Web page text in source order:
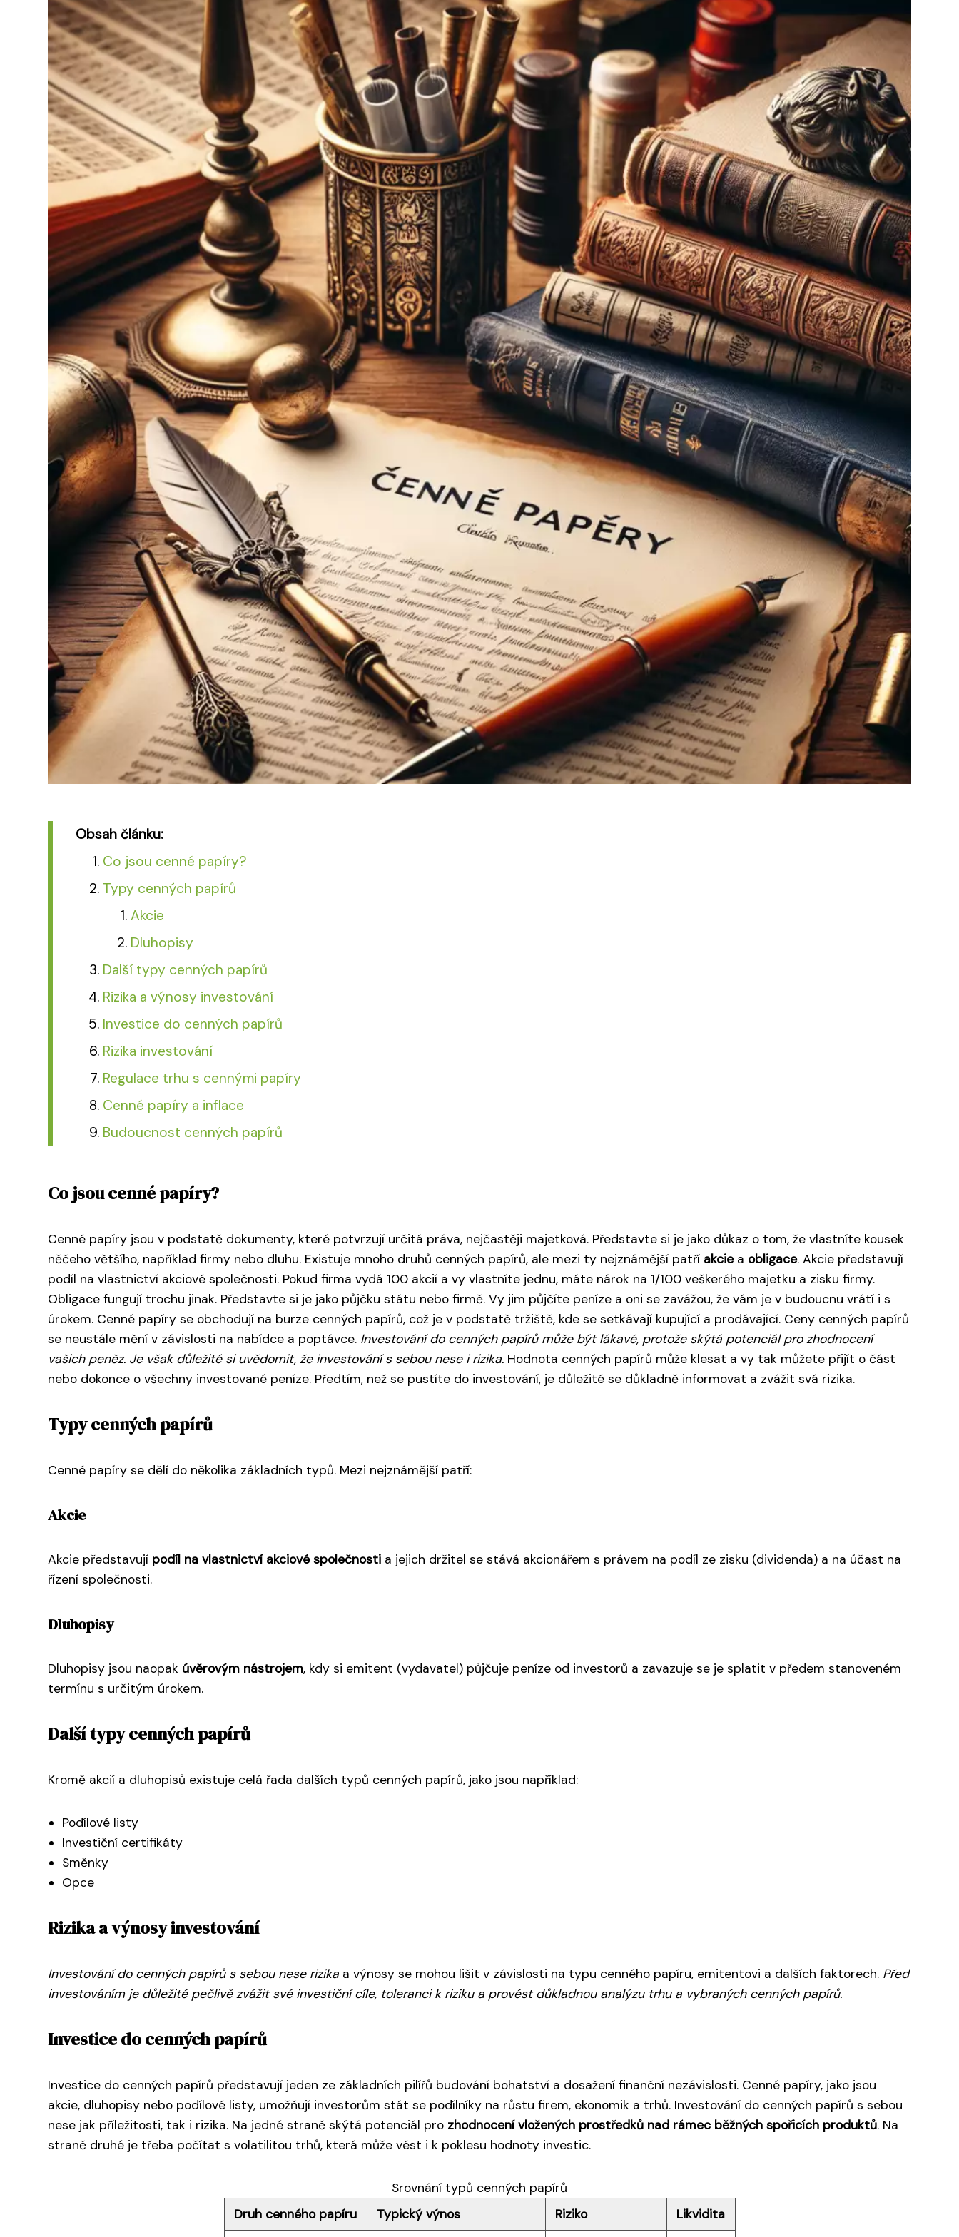
Obsah článku:
Co jsou cenné papíry?
Typy cenných papírů
Akcie
Dluhopisy
Další typy cenných papírů
Rizika a výnosy investování
Investice do cenných papírů
Rizika investování
Regulace trhu s cennými papíry
Cenné papíry a inflace
Budoucnost cenných papírů
Co jsou cenné papíry?
Cenné papíry jsou v podstatě dokumenty, které potvrzují určitá práva, nejčastěji majetková. Představte si je jako důkaz o tom, že vlastníte kousek
něčeho většího, například firmy nebo dluhu. Existuje mnoho druhů cenných papírů, ale mezi ty nejznámější patří akciea obligace. Akcie představují
podíl na vlastnictví akciové společnosti. Pokud firma vydá 100 akcií a vy vlastníte jednu, máte nárok na 1/100 veškerého majetku a zisku firmy.
Obligace fungují trochu jinak. Představte si je jako půjčku státu nebo firmě. Vy jim půjčíte peníze a oni se zavážou, že vám je v budoucnu vrátí i s
úrokem. Cenné papíry se obchodují na burze cenných papírů, což je v podstatě tržiště, kde se setkávají kupující a prodávající. Ceny cenných papírů
se neustále mění v závislosti na nabídce a poptávce. Investování do cenných papírů může být lákavé, protože skýtá potenciál pro zhodnocení
vašich peněz. Je však důležité si uvědomit, že investování s sebou nese i rizika. Hodnota cenných papírů může klesat a vy tak můžete přijít o část
nebo dokonce o všechny investované peníze. Předtím, než se pustíte do investování, je důležité se důkladně informovat a zvážit svá rizika.
Typy cenných papírů
Cenné papíry se dělí do několika základních typů. Mezi nejznámější patří:
Akcie
Akcie představují podíl na vlastnictví akciové společnosti a jejich držitel se stává akcionářem s právem na podíl ze zisku (dividenda) a na účast na
řízení společnosti.
Dluhopisy
Dluhopisy jsou naopak úvěrovým nástrojem, kdy si emitent (vydavatel) půjčuje peníze od investorů a zavazuje se je splatit v předem stanoveném
termínu s určitým úrokem.
Další typy cenných papírů
Kromě akcií a dluhopisů existuje celá řada dalších typů cenných papírů, jako jsou například:
Podílové listy
Investiční certifikáty
Směnky
Opce
Rizika a výnosy investování
Investování do cenných papírů s sebou nese rizika a výnosy se mohou lišit v závislosti na typu cenného papíru, emitentovi a dalších faktorech. Před
investováním je důležité pečlivě zvážit své investiční cíle, toleranci k riziku a provést důkladnou analýzu trhu a vybraných cenných papírů.
Investice do cenných papírů
Investice do cenných papírů představují jeden ze základních pilířů budování bohatství a dosažení finanční nezávislosti. Cenné papíry, jako jsou
akcie, dluhopisy nebo podílové listy, umožňují investorům stát se podílníky na růstu firem, ekonomik a trhů. Investování do cenných papírů s sebou
nese jak příležitosti, tak i rizika. Na jedné straně skýtá potenciál pro zhodnocení vložených prostředků nad rámec běžných spořicích produktů. Na
straně druhé je třeba počítat s volatilitou trhů, která může vést i k poklesu hodnoty investic.
Srovnání typů cenných papírů
Druh cenného papíru
Typický výnos Riziko Likvidita